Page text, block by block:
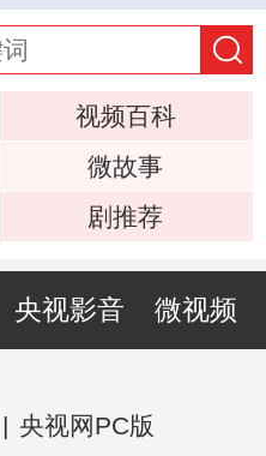
视频百科
微故事
剧推荐
央视影音 微视频
| 央视网PC版